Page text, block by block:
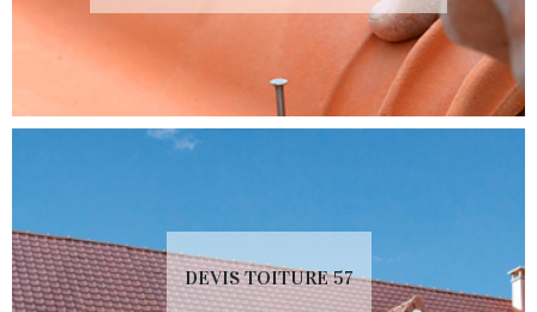
DEVIS TOITURE 57